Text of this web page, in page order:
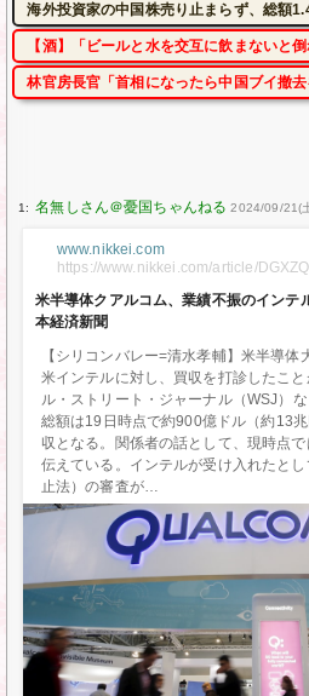
海外投資家の中国株売り止まらず、総額
【酒】「ビールと水を交互に飲まないと
林官房長官「首相になったら中国ブイ撤
1: 2024/09/21(
www.nikkei.com
https://www.nikkei.com/article/
米半導体クアルコム、業績不振のイン
本経済新聞
【シリコンバレー=清水孝輔】米半導
米インテルに対し、買収を打診したこ
ル・ストリート・ジャーナル（WSJ）
総額は19日時点で約900億ドル（約13
収となる。関係者の話として、現時点
伝えている。インテルが受け入れたと
止法）の審査が